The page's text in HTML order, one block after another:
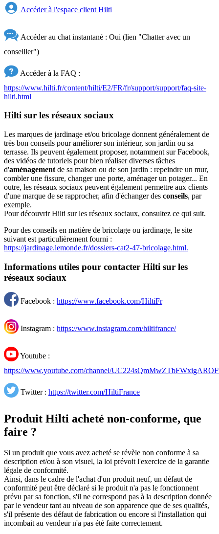
Accéder à l'espace client Hilti
Accéder au chat instantané : Oui (lien "Chatter avec un
conseiller")
Accéder à la FAQ :
https://www.hilti.fr/content/hilti/E2/FR/fr/support/support/faq-site-
hilti.html
Hilti sur les réseaux sociaux
Les marques de jardinage et/ou bricolage donnent généralement de
très bon conseils pour améliorer son intérieur, son jardin ou sa
terrasse. Ils peuvent également proposer, notamment sur Facebook,
des vidéos de tutoriels pour bien réaliser diverses tâches
d'aménagement de sa maison ou de son jardin : repeindre un mur,
combler une fissure, changer une porte, aménager un potager... En
outre, les réseaux sociaux peuvent également permettre aux clients
d'une marque de se rapprocher, afin d'échanger des conseils, par
exemple.
Pour découvrir Hilti sur les réseaux sociaux, consultez ce qui suit.
Pour des conseils en matière de bricolage ou jardinage, le site
suivant est particulièrement fourni :
https://jardinage.lemonde.fr/dossiers-cat2-47-bricolage.html.
Informations utiles pour contacter Hilti sur les
réseaux sociaux
Facebook : https://www.facebook.com/HiltiFr
Instagram : https://www.instagram.com/hiltifrance/
Youtube :
https://www.youtube.com/channel/
Twitter : https://twitter.com/HiltiFrance
Produit Hilti acheté non-conforme, que
faire ?
Si un produit que vous avez acheté se révèle non conforme à sa
description et/ou à son visuel, la loi prévoit l'exercice de la garantie
légale de conformité.
Ainsi, dans le cadre de l'achat d'un produit neuf, un défaut de
conformité peut être déclaré si le produit n'a pas le fonctionnent
prévu par sa fonction, s'il ne correspond pas à la description donnée
par le vendeur tant au niveau de son apparence que de ses qualités,
s'il présente des défaut de fabrication ou encore si l'installation qui
incombait au vendeur n'a pas été faite correctement.